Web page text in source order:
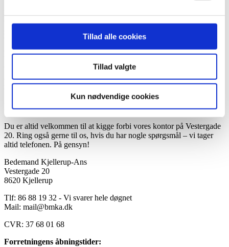
Tillad alle cookies
Tillad valgte
Kun nødvendige cookies
velkommen til at kontakte os hos Bedemand Kjellerup-Ans. Vi kan
svare på alle spørgsmål, du måtte have til brugen af mindestuen,
booking af mindestuen og øvrige praktiske forhold. Ring til os på 86
88 19 32, eller send os en mail påDenne e-mail adresse bliver
. Vi svarer telefonen hele døgnet. Du er også velkommen til
at komme forbi vores forretning på Vestergade 20 i Kjellerup og se
mindestuen.
Kontakt & åbningstider
Du er altid velkommen til at kigge forbi vores kontor på Vestergade
20. Ring også gerne til os, hvis du har nogle spørgsmål – vi tager
altid telefonen. På gensyn!
Bedemand Kjellerup-Ans
Vestergade 20
8620 Kjellerup
Tlf: 86 88 19 32 - Vi svarer hele døgnet
Mail: mail@bmka.dk
CVR: 37 68 01 68
Forretningens åbningstider: